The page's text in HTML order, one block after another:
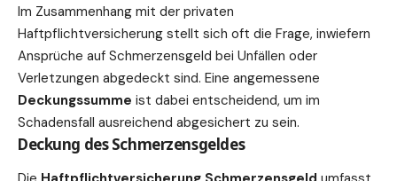
Im Zusammenhang mit der privaten
Haftpflichtversicherung stellt sich oft die Frage, inwiefern
Ansprüche auf Schmerzensgeld bei Unfällen oder
Verletzungen abgedeckt sind. Eine angemessene
Deckungssumme ist dabei entscheidend, um im
Schadensfall ausreichend abgesichert zu sein.
Deckung des Schmerzensgeldes